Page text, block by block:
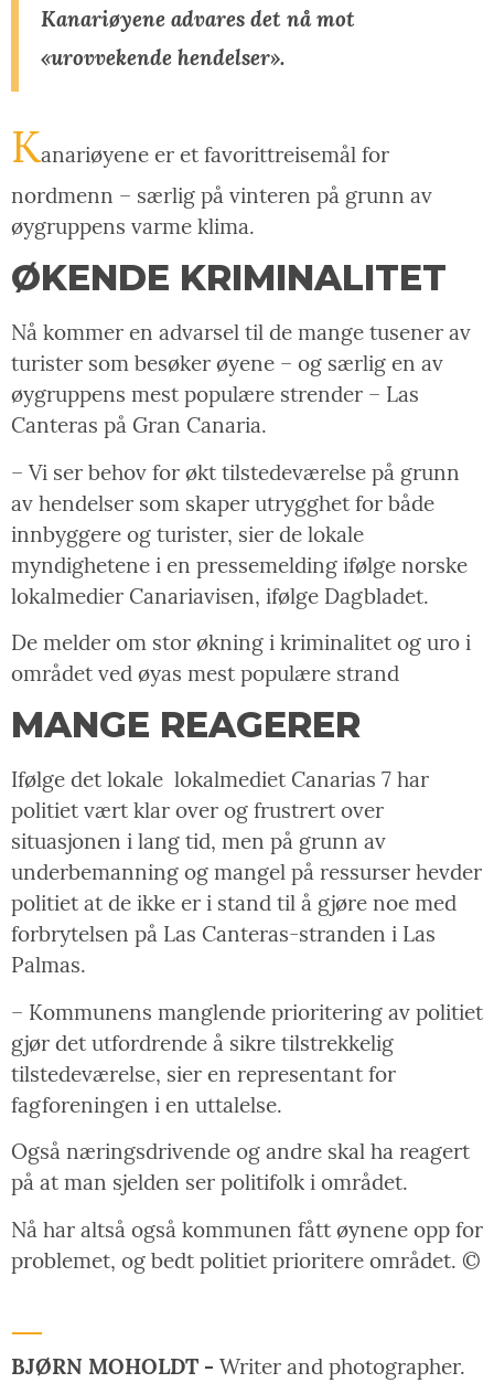
Kanariøyene advares det nå mot
«urovvekende hendelser».
Kanariøyene er et favorittreisemål for
nordmenn – særlig på vinteren på grunn av
øygruppens varme klima.
ØKENDE KRIMINALITET
Nå kommer en advarsel til de mange tusener av
turister som besøker øyene – og særlig en av
øygruppens mest populære strender – Las
Canteras på Gran Canaria.
– Vi ser behov for økt tilstedeværelse på grunn
av hendelser som skaper utrygghet for både
innbyggere og turister, sier de lokale
myndighetene i en pressemelding ifølge norske
lokalmedier Canariavisen, ifølge Dagbladet.
De melder om stor økning i kriminalitet og uro i
området ved øyas mest populære strand
MANGE REAGERER
Ifølge det lokale lokalmediet Canarias 7 har
politiet vært klar over og frustrert over
situasjonen i lang tid, men på grunn av
underbemanning og mangel på ressurser hevder
politiet at de ikke er i stand til å gjøre noe med
forbrytelsen på Las Canteras-stranden i Las
Palmas.
– Kommunens manglende prioritering av politiet
gjør det utfordrende å sikre tilstrekkelig
tilstedeværelse, sier en representant for
fagforeningen i en uttalelse.
Også næringsdrivende og andre skal ha reagert
på at man sjelden ser politifolk i området.
Nå har altså også kommunen fått øynene opp for
problemet, og bedt politiet prioritere området. ©
BJØRN MOHOLDT - Writer and photographer.